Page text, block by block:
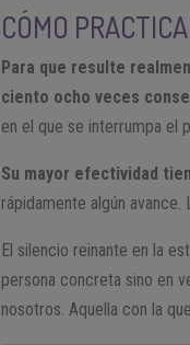
CÓMO
Para que resulte
ciento ocho veces
en el que se interrumpa el
Su mayor efectividad
rápidamente algún
El silencio reinante en la
persona concreta sino en
nosotros. Aquella con la